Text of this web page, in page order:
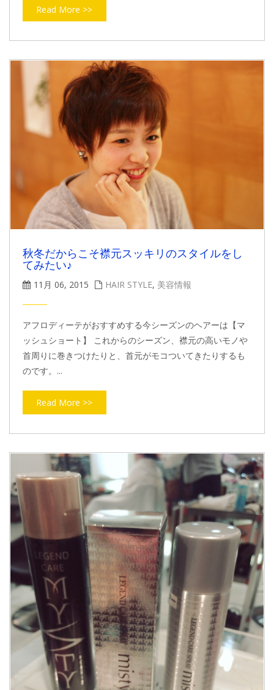
Read More >>
秋冬だからこそ襟元スッキリのスタイルをし
てみたい♪
11月 06, 2015 HAIR STYLE, 美容情報
アフロディーテがおすすめする今シーズンのヘアーは【マ
ッシュショート】 これからのシーズン、襟元の高いモノや
首周りに巻きつけたりと、首元がモコついてきたりするも
のです。...
Read More >>